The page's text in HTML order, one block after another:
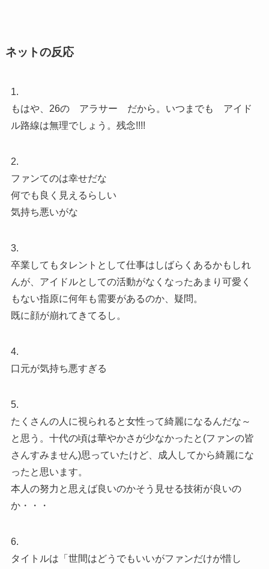
ネットの反応
1.
もはや、26の アラサー だから。いつまでも アイド
ル路線は無理でしょう。残念!!!!
2.
ファンてのは幸せだな
何でも良く見えるらしい
気持ち悪いがな
3.
卒業してもタレントとして仕事はしばらくあるかもしれ
んが、アイドルとしての活動がなくなったあまり可愛く
もない指原に何年も需要があるのか、疑問。
既に顔が崩れてきてるし。
4.
口元が気持ち悪すぎる
5.
たくさんの人に視られると女性って綺麗になるんだな～
と思う。十代の頃は華やかさが少なかったと(ファンの皆
さんすみません)思っていたけど、成人してから綺麗にな
ったと思います。
本人の努力と思えば良いのかそう見せる技術が良いの
か・・・
6.
タイトルは「世間はどうでもいいがファンだけが惜し